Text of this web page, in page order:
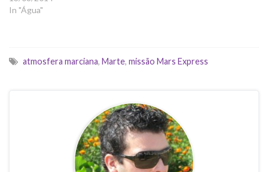
In "Água"
atmosfera marciana, Marte, missão Mars Express